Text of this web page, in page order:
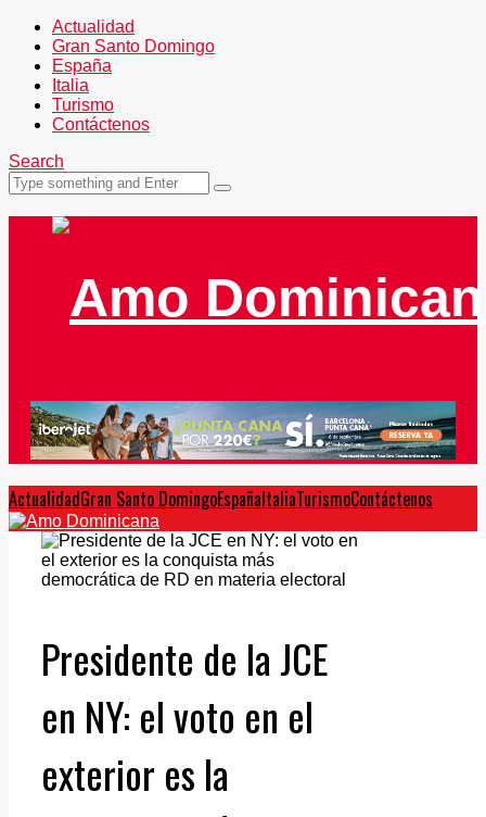
Actualidad
Gran Santo Domingo
España
Italia
Turismo
Contáctenos
Search
ActualidadGran Santo DomingoEspañaItaliaTurismoContáctenos
Presidente de la JCE
en NY: el voto en el
exterior es la